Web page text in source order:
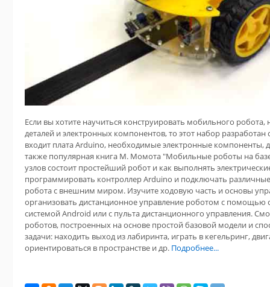
Если вы хотите научиться конструировать мобильного робота,
деталей и электронных компонентов, то этот набор разработан
входит плата Arduino, необходимые электронные компоненты,
также популярная книга М. Момота "Мобильные роботы на
узлов состоит простейший робот и как выполнять
программировать контроллер Arduino и подключать
робота с внешним миром. Изучите ходовую часть и основы
организовать дистанционное управление роботом с помощью
системой Android или с пульта дистанционного управления.
роботов, построенных на основе простой базовой модели и
задачи: находить выход из лабиринта, играть в кегельринг,
ориентироваться в пространстве и др. Подробнее...